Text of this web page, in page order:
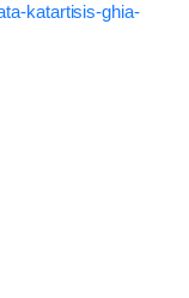
katartisis-ghia-